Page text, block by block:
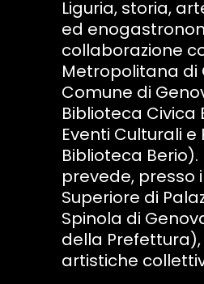
Liguria, storia,
ed
collaborazione
Metropolitana di
Comune di
Biblioteca Civica
Eventi Culturali e
Biblioteca Berio).
prevede, presso
Superiore di
Spinola di
della
artistiche